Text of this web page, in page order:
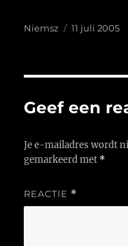
Auteur
Niemsz
Geplaatst
11 juli 2005
Geef een
Je e-mailadres wordt
gemarkeerd met *
REACTIE *